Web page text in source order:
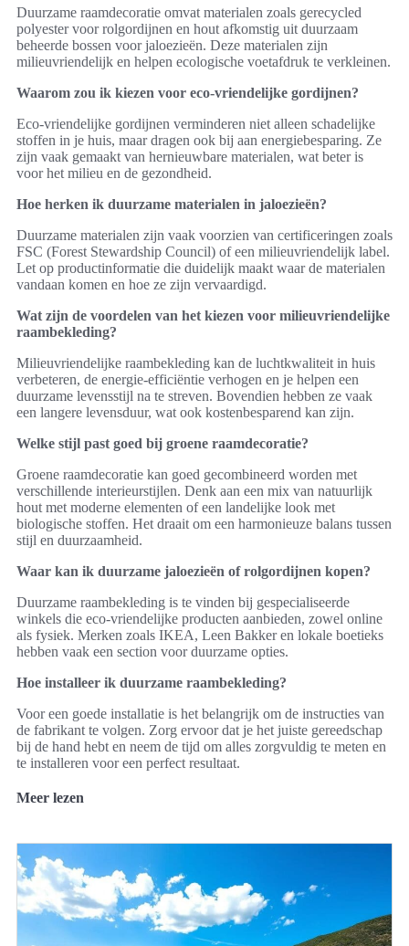
Duurzame raamdecoratie omvat materialen zoals gerecycled
polyester voor rolgordijnen en hout afkomstig uit duurzaam
beheerde bossen voor jaloezieën. Deze materialen zijn
milieuvriendelijk en helpen ecologische voetafdruk te verkleinen.
Waarom zou ik kiezen voor eco-vriendelijke gordijnen?
Eco-vriendelijke gordijnen verminderen niet alleen schadelijke
stoffen in je huis, maar dragen ook bij aan energiebesparing. Ze
zijn vaak gemaakt van hernieuwbare materialen, wat beter is
voor het milieu en de gezondheid.
Hoe herken ik duurzame materialen in jaloezieën?
Duurzame materialen zijn vaak voorzien van certificeringen zoals
FSC (Forest Stewardship Council) of een milieuvriendelijk label.
Let op productinformatie die duidelijk maakt waar de materialen
vandaan komen en hoe ze zijn vervaardigd.
Wat zijn de voordelen van het kiezen voor milieuvriendelijke
raambekleding?
Milieuvriendelijke raambekleding kan de luchtkwaliteit in huis
verbeteren, de energie-efficiëntie verhogen en je helpen een
duurzame levensstijl na te streven. Bovendien hebben ze vaak
een langere levensduur, wat ook kostenbesparend kan zijn.
Welke stijl past goed bij groene raamdecoratie?
Groene raamdecoratie kan goed gecombineerd worden met
verschillende interieurstijlen. Denk aan een mix van natuurlijk
hout met moderne elementen of een landelijke look met
biologische stoffen. Het draait om een harmonieuze balans tussen
stijl en duurzaamheid.
Waar kan ik duurzame jaloezieën of rolgordijnen kopen?
Duurzame raambekleding is te vinden bij gespecialiseerde
winkels die eco-vriendelijke producten aanbieden, zowel online
als fysiek. Merken zoals IKEA, Leen Bakker en lokale boetieks
hebben vaak een section voor duurzame opties.
Hoe installeer ik duurzame raambekleding?
Voor een goede installatie is het belangrijk om de instructies van
de fabrikant te volgen. Zorg ervoor dat je het juiste gereedschap
bij de hand hebt en neem de tijd om alles zorgvuldig te meten en
te installeren voor een perfect resultaat.
Meer lezen